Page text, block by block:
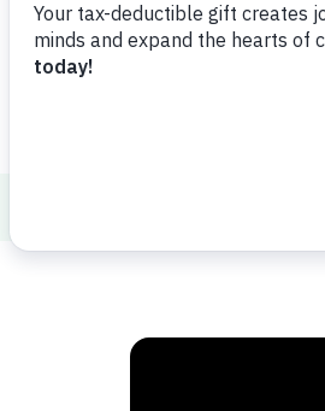
Compartir